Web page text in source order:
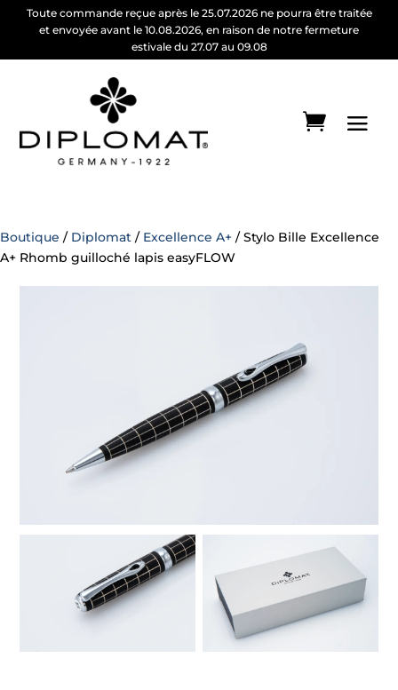
Toute commande reçue après le 25.07.2026 ne pourra être traitée
et envoyée avant le 10.08.2026, en raison de notre fermeture
estivale du 27.07 au 09.08
Boutique / Diplomat / Excellence A+ / Stylo Bille Excellence
A+ Rhomb guilloché lapis easyFLOW